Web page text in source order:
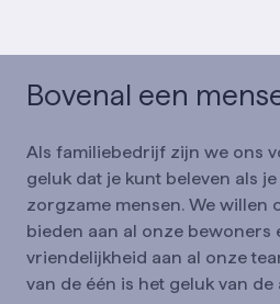
Bovenal een
Als familiebedrijf zijn we ons
geluk dat je kunt beleven als
zorgzame mensen. We willen
bieden aan al onze bewoners
vriendelijkheid aan al onze
van de één is het geluk van de